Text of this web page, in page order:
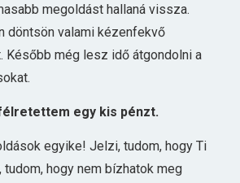
megoldást hallaná vissza.
döntsön valami kézenfekvő
Később még lesz idő átgondolni a
egy kis pénzt.
egyike! Jelzi, tudom, hogy Ti
hogy nem bízhatok meg